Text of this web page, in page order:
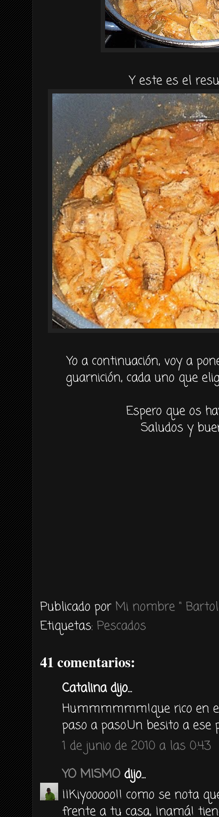
Y este es el
Yo a continuación, voy a
guarnición, cada uno que
Espero que os
Saludos y
Publicado por Mi nombre "
Etiquetas: Pescados
41 comentarios:
Catalina dijo...
Hummmmmm!que rico en
paso a paso.Un besito a ese
1 de junio de 2010 a las 0:43
YO MISMO dijo...
¡¡Kiyooooo!! como se nota
frente a tu casa, ¡namá!